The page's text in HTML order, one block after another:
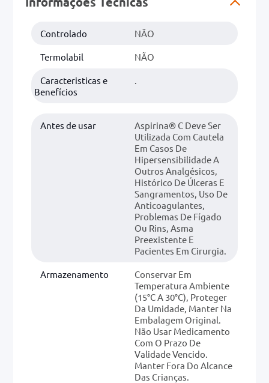
Controlado NÃO
Termolabil NÃO
Caracteristicas e
Benefícios
.
Antes de usar
Aspirina® C Deve Ser
Utilizada Com Cautela
Em Casos De
Hipersensibilidade A
Outros Analgésicos,
Histórico De Úlceras E
Sangramentos, Uso De
Anticoagulantes,
Problemas De Fígado
Ou Rins, Asma
Preexistente E
Pacientes Em Cirurgia.
Armazenamento
Conservar Em
Temperatura Ambiente
(15°C A 30°C), Proteger
Da Umidade, Manter Na
Embalagem Original.
Não Usar Medicamento
Com O Prazo De
Validade Vencido.
Manter Fora Do Alcance
Das Crianças.